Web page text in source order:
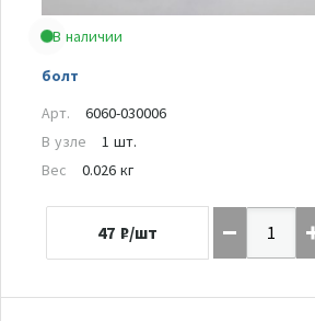
В наличии
болт
Арт.
6060-030006
В узле
1 шт.
Вес
0.026 кг
47 ₽/шт